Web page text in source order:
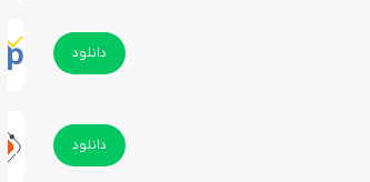
دانلود
دانلود